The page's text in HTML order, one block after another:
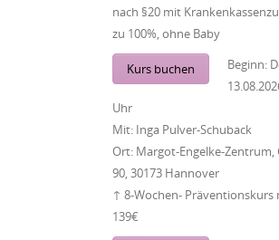
nach §20 mit
zu 100%, ohne Baby
Kurs buchen Beginn:
Uhr
Mit: Inga Pulver-Schuback
Ort: Margot-Engelke-Zentrum,
90, 30173 Hannover
↑ 8-Wochen- Präventionskurs
139€